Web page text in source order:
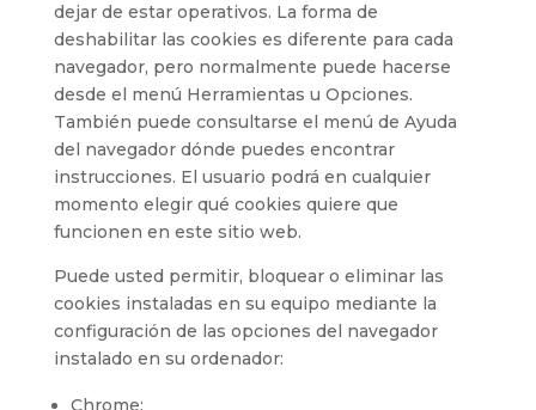
dejar de estar operativos. La forma de
deshabilitar las cookies es diferente para cada
navegador, pero normalmente puede hacerse
desde el menú Herramientas u Opciones.
También puede consultarse el menú de Ayuda
del navegador dónde puedes encontrar
instrucciones. El usuario podrá en cualquier
momento elegir qué cookies quiere que
funcionen en este sitio web.
Puede usted permitir, bloquear o eliminar las
cookies instaladas en su equipo mediante la
configuración de las opciones del navegador
instalado en su ordenador:
Chrome: